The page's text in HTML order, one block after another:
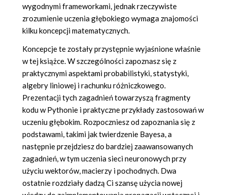
wygodnymi frameworkami, jednak rzeczywiste
zrozumienie uczenia głębokiego wymaga znajomości
kilku koncepcji matematycznych.
Koncepcje te zostały przystępnie wyjaśnione właśnie
w tej książce. W szczególności zapoznasz się z
praktycznymi aspektami probabilistyki, statystyki,
algebry liniowej i rachunku różniczkowego.
Prezentacji tych zagadnień towarzyszą fragmenty
kodu w Pythonie i praktyczne przykłady zastosowań w
uczeniu głębokim. Rozpoczniesz od zapoznania się z
podstawami, takimi jak twierdzenie Bayesa, a
następnie przejdziesz do bardziej zaawansowanych
zagadnień, w tym uczenia sieci neuronowych przy
użyciu wektorów, macierzy i pochodnych. Dwa
ostatnie rozdziały dadzą Ci szansę użycia nowej